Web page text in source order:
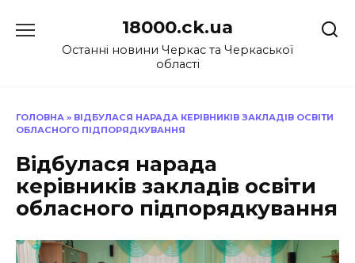
до
18000.ck.ua
Останні новини Черкас та Черкаської
області
ГОЛОВНА » ВІДБУЛАСЯ НАРАДА КЕРІВНИКІВ ЗАКЛАДІВ ОСВІТИ
ОБЛАСНОГО ПІДПОРЯДКУВАННЯ
Відбулася нарада
керівників закладів освіти
обласного підпорядкування